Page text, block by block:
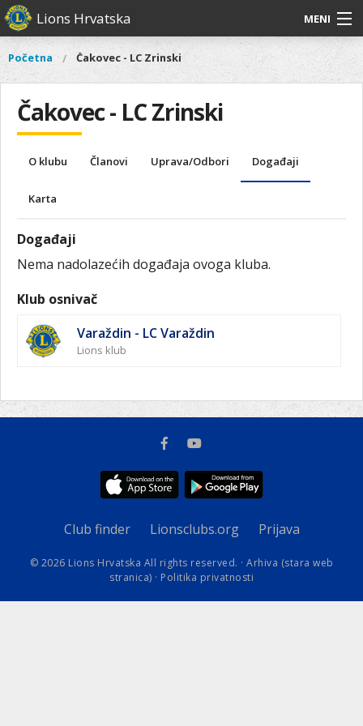
Skoči
na
sadržaj
Lions Hrvatska MENI
O nama
Naši projekti
Aktivnosti
Glavni
O
nama
Distrikt
126
Aktivnosti
Vi
ste
ovdje
Početna Čakovec - LC Zrinski
Čakovec - LC Zrinski
O klubu Članovi Uprava/Odbori Događaji
Karta
Događaji
Nema nadolazećih događaja ovoga kluba.
Klub osnivač
Varaždin - LC Varaždin
Lions klub
Club finder Lionsclubs.org Prijava
© 2026 Lions Hrvatska All rights reserved. · Arhiva (stara web
stranica) · Politika privatnosti